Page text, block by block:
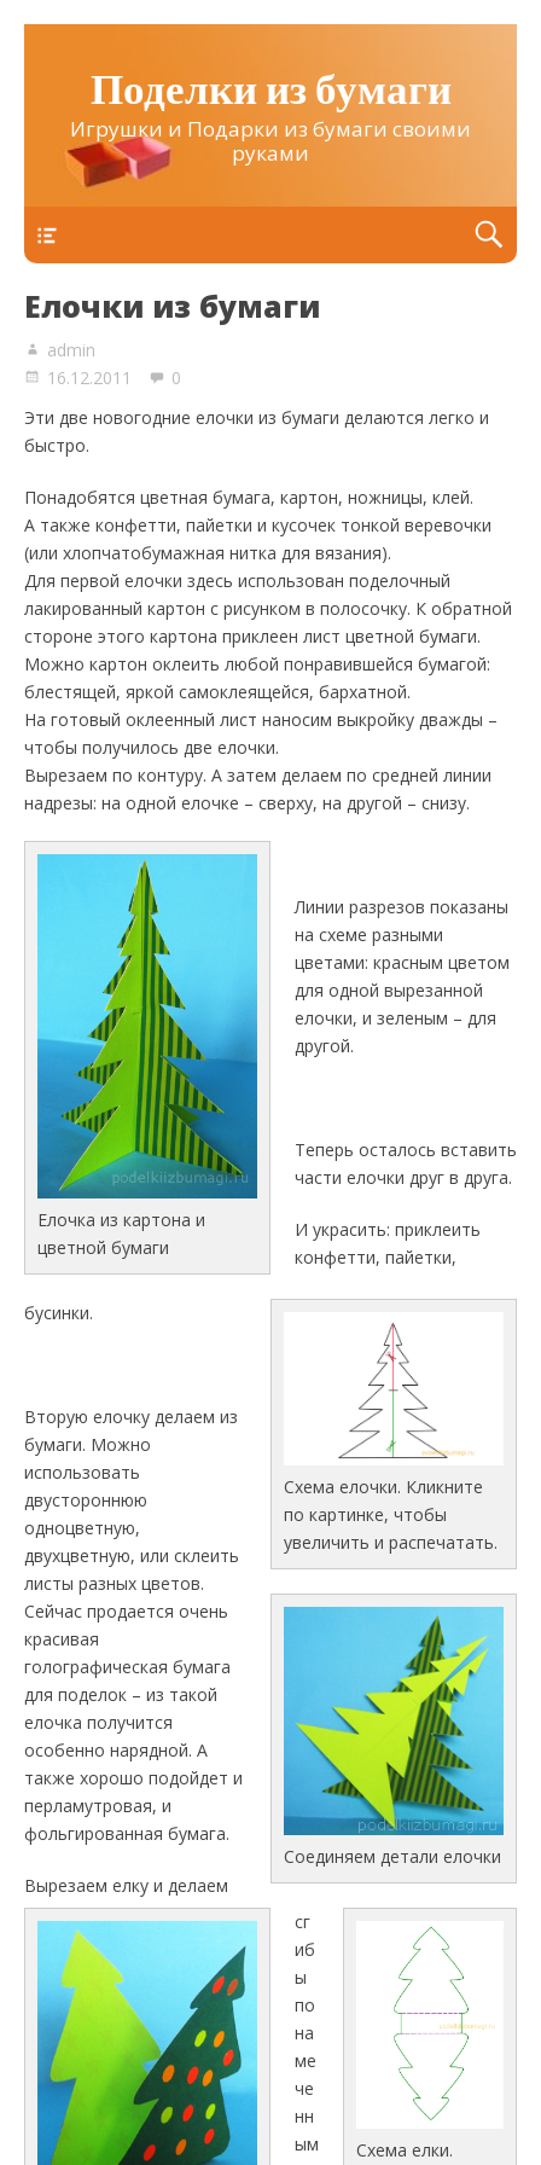
Поделки из бумаги
Игрушки и Подарки из бумаги своими
руками
Елочки из бумаги
admin
16.12.2011
0
Эти две новогодние елочки из бумаги делаются легко и
быстро.
Понадобятся цветная бумага, картон, ножницы, клей.
А также конфетти, пайетки и кусочек тонкой веревочки
(или хлопчатобумажная нитка для вязания).
Для первой елочки здесь использован поделочный
лакированный картон с рисунком в полосочку. К обратной
стороне этого картона приклеен лист цветной бумаги.
Можно картон оклеить любой понравившейся бумагой:
блестящей, яркой самоклеящейся, бархатной.
На готовый оклеенный лист наносим выкройку дважды –
чтобы получилось две елочки.
Вырезаем по контуру. А затем делаем по средней линии
надрезы: на одной елочке – сверху, на другой – снизу.
Елочка из картона и
цветной бумаги
Схема елочки. Кликните
по картинке, чтобы
увеличить и распечатать.
Линии разрезов показаны
на схеме разными
цветами: красным цветом
для одной вырезанной
елочки, и зеленым – для
другой.
Соединяем детали елочки
Теперь осталось вставить
части елочки друг в друга.
И украсить: приклеить
конфетти, пайетки,
бусинки.
Вторую елочку делаем из
бумаги. Можно
использовать
двустороннюю
одноцветную,
двухцветную, или склеить
листы разных цветов.
Сейчас продается очень
красивая
голографическая бумага
для поделок – из такой
елочка получится
особенно нарядной. А
также хорошо подойдет и
перламутровая, и
фольгированная бумага.
Схема елки.
Вырезаем елку и делаем
сг
иб
ы
по
на
ме
че
нн
ым